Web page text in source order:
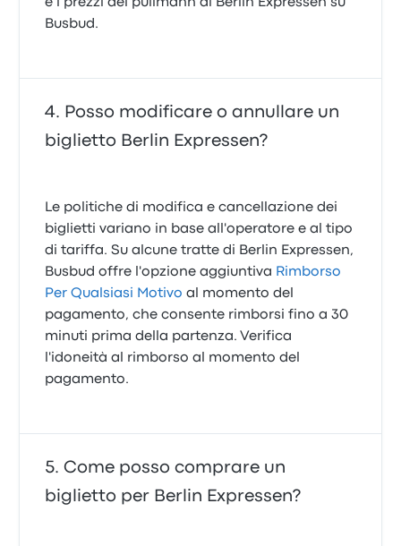
e i prezzi dei pullmann di Berlin Expressen su
Busbud.
Posso modificare o annullare un
biglietto Berlin Expressen?
Le politiche di modifica e cancellazione dei
biglietti variano in base all'operatore e al tipo
di tariffa. Su alcune tratte di Berlin Expressen,
Busbud offre l'opzione aggiuntiva Rimborso
Per Qualsiasi Motivo al momento del
pagamento, che consente rimborsi fino a 30
minuti prima della partenza. Verifica
l'idoneità al rimborso al momento del
pagamento.
Come posso comprare un
biglietto per Berlin Expressen?